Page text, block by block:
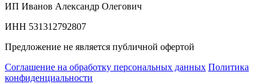
ИП Иванов Александр Олегович
ИНН 531312792807
Предложение не является публичной офертой
Соглашение на обработку персональных данных Политика
конфиденциальности